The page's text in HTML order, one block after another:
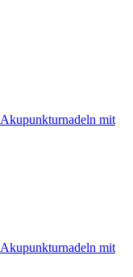
Akupunkturnadeln mit
Akupunkturnadeln mit